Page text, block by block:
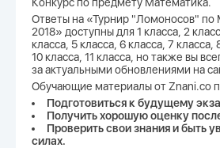
Ответы на «Турнир "Ломоносов" по
2018» доступны для 1 класса, 2
класса, 5 класса, 6 класса, 7 класса,
10 класса, 11 класса, но также вы
за актуальными обновлениями на
Обучающие материалы от Znani.co
Подготовиться к будущему
Получить хорошую оценку
Проверить свои знания и быть
силах.